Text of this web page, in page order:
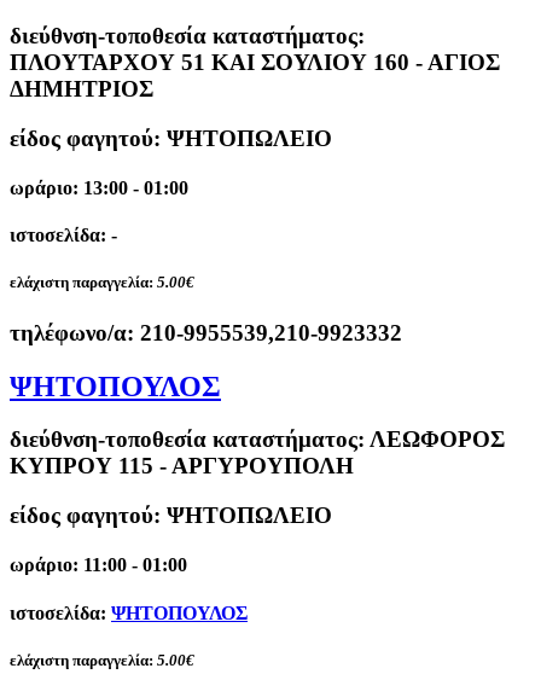
διεύθνση-τοποθεσία καταστήματος:
ΠΛΟΥΤΑΡΧΟΥ 51 ΚΑΙ ΣΟΥΛΙΟΥ 160 - ΑΓΙΟΣ
ΔΗΜΗΤΡΙΟΣ
είδος φαγητού: ΨΗΤΟΠΩΛΕΙΟ
ωράριο: 13:00 - 01:00
ιστοσελίδα: -
ελάχιστη παραγγελία: 5.00€
τηλέφωνο/α: 210-9955539,210-9923332
ΨΗΤΟΠΟΥΛΟΣ
διεύθνση-τοποθεσία καταστήματος: ΛΕΩΦΟΡΟΣ
ΚΥΠΡΟΥ 115 - ΑΡΓΥΡΟΥΠΟΛΗ
είδος φαγητού: ΨΗΤΟΠΩΛΕΙΟ
ωράριο: 11:00 - 01:00
ιστοσελίδα: ΨΗΤΟΠΟΥΛΟΣ
ελάχιστη παραγγελία: 5.00€